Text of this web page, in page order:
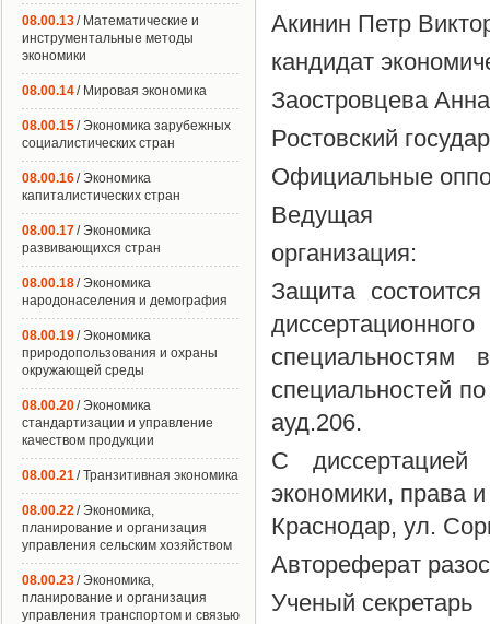
Акинин Петр
кандидат
Заостровцева
Ростовский
Официальные
Ведущая
организация:
Защита
специальностям
специальностей
ауд.206.
С диссертацией
экономики, права
Краснодар, ул.
Автореферат
Ученый секретарь
08.00.13/ Математические и
инструментальные методы
экономики
08.00.14/ Мировая экономика
08.00.15/ Экономика зарубежных
социалистических стран
08.00.16/ Экономика
капиталистических стран
08.00.17/ Экономика
развивающихся стран
08.00.18/ Экономика
народонаселения и демография
08.00.19/ Экономика
природопользования и охраны
окружающей среды
08.00.20/ Экономика
стандартизации и управление
качеством продукции
08.00.21/ Транзитивная экономика
08.00.22/ Экономика,
планирование и организация
управления сельским хозяйством
08.00.23/ Экономика,
планирование и организация
управления транспортом и связью